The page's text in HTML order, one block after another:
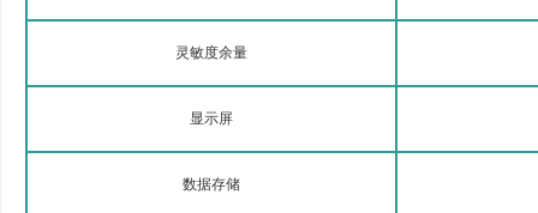
灵敏度余量
显示屏
数据存储